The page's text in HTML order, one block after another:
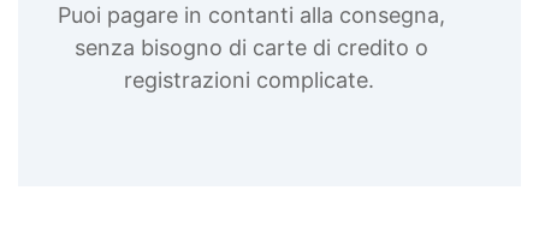
Puoi pagare in contanti alla consegna,
senza bisogno di carte di credito o
registrazioni complicate.